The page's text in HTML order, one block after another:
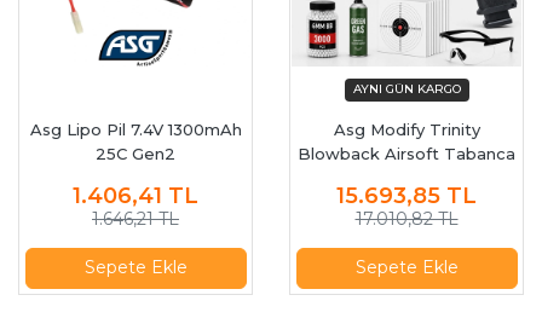
Asg Lipo Pil 7.4V 1300mAh
25C Gen2
1.406,41 TL
1.646,21 TL
Sepete Ekle
Asg Modify Trinity
Blowback Airsoft Tabanca
15.693,85 TL
17.010,82 TL
Sepete Ekle